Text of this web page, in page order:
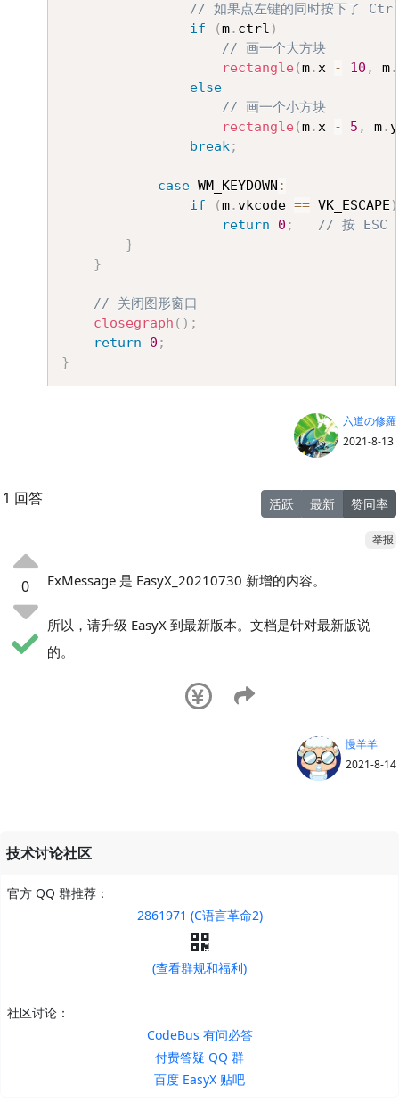
// 如果点左键的同时按下了
if
(m. ctrl )
// 画一个大方块
rectangle(m.x - 10 , m.
else
// 画一个小方块
rectangle(m.x - 5 , m.
break;
case WM_KEYDOWN :
if
(m.vkcode == VK_ESCAPE )
return
0 ;
// 按 ESC
}
}
// 关闭图形窗口
closegraph ( ) ;
return
0 ;
}
六道の修羅
2021-8-13
1 回答 活跃 最新 赞同率
举报
0 ExMessage 是 EasyX_20210730 新增的内容。
所以，请升级 EasyX 到最新版本。文档是针对最新版说
的。
慢羊羊
2021-8-14
技术讨论社区
官方 QQ 群推荐：
2861971 (C语言革命2)
(查看群规和福利)
社区讨论：
CodeBus 有问必答
付费答疑 QQ 群
百度 EasyX 贴吧